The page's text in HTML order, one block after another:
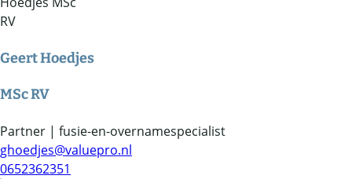
Geert Hoedjes
MSc RV
Partner | fusie-en-overnamespecialist
ghoedjes@valuepro.nl
0652362351